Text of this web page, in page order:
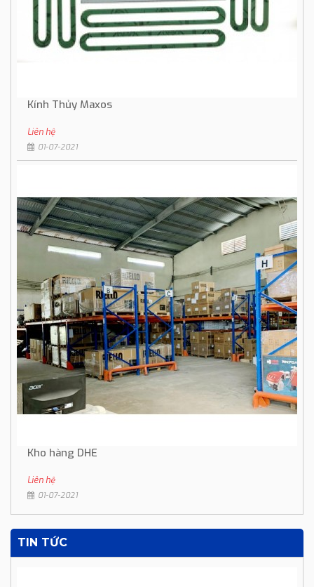
Kính Thủy Maxos
Liên hệ
01-07-2021
Kho hàng DHE
Liên hệ
01-07-2021
TIN TỨC